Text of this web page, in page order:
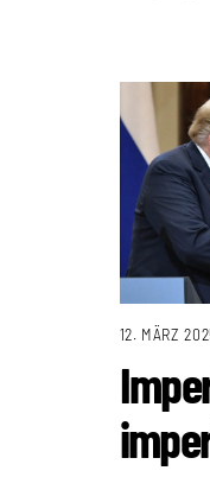
12. MÄRZ